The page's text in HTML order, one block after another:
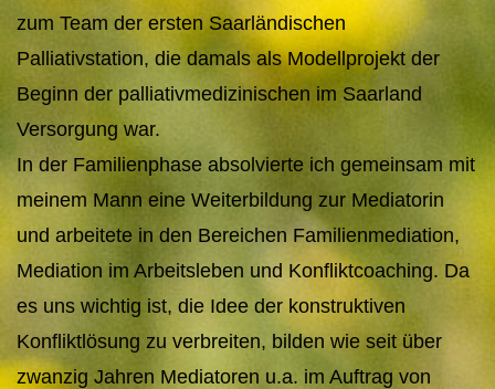
zum Team der ersten Saarländischen
Palliativstation, die damals als Modellprojekt der
Beginn der palliativmedizinischen im Saarland
Versorgung war.
In der Familienphase absolvierte ich gemeinsam mit
meinem Mann eine Weiterbildung zur Mediatorin
und arbeitete in den Bereichen Familienmediation,
Mediation im Arbeitsleben und Konfliktcoaching. Da
es uns wichtig ist, die Idee der konstruktiven
Konfliktlösung zu verbreiten, bilden wie seit über
zwanzig Jahren Mediatoren u.a. im Auftrag von